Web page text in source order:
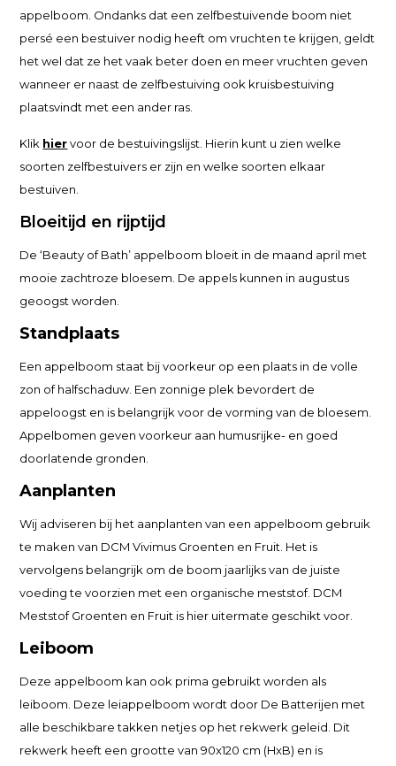
appelboom. Ondanks dat een zelfbestuivende boom niet
persé een bestuiver nodig heeft om vruchten te krijgen, geldt
het wel dat ze het vaak beter doen en meer vruchten geven
wanneer er naast de zelfbestuiving ook kruisbestuiving
plaatsvindt met een ander ras.
Klik hiervoor de bestuivingslijst. Hierin kunt u zien welke
soorten zelfbestuivers er zijn en welke soorten elkaar
bestuiven.
Bloeitijd en rijptijd
De ‘Beauty of Bath’ appelboom bloeit in de maand april met
mooie zachtroze bloesem. De appels kunnen in augustus
geoogst worden.
Standplaats
Een appelboom staat bij voorkeur op een plaats in de volle
zon of halfschaduw. Een zonnige plek bevordert de
appeloogst en is belangrijk voor de vorming van de bloesem.
Appelbomen geven voorkeur aan humusrijke- en goed
doorlatende gronden.
Aanplanten
Wij adviseren bij het aanplanten van een appelboom gebruik
te maken van DCM Vivimus Groenten en Fruit. Het is
vervolgens belangrijk om de boom jaarlijks van de juiste
voeding te voorzien met een organische meststof. DCM
Meststof Groenten en Fruit is hier uitermate geschikt voor.
Leiboom
Deze appelboom kan ook prima gebruikt worden als
leiboom. Deze leiappelboom wordt door De Batterijen met
alle beschikbare takken netjes op het rekwerk geleid. Dit
rekwerk heeft een grootte van 90x120 cm (HxB) en is